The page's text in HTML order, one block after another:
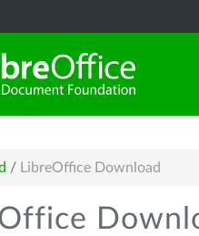
/ LibreOffice Download